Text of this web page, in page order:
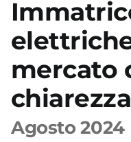
mercato
chiarezza
Agosto 2024